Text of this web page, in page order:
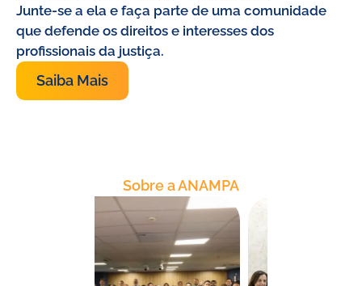
Junte-se a ela e faça parte de uma comunidade
que defende os direitos e interesses dos
profissionais da justiça.
Saiba Mais
Sobre a ANAMPA